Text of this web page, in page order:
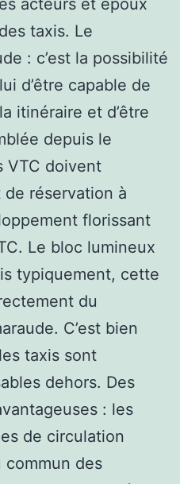
taxis. Le
: c’est la possibilité
d’être capable de
itinéraire et d’être
depuis le
VTC doivent
de réservation à
florissant
Le bloc lumineux
typiquement, cette
du
C’est bien
taxis sont
dehors. Des
: les
de circulation
commun des